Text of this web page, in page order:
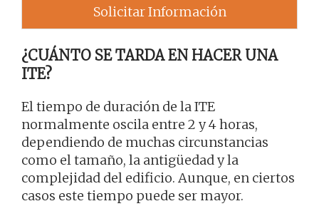
Solicitar Información
¿CUÁNTO SE TARDA EN HACER UNA
ITE?
El tiempo de duración de la ITE
normalmente oscila entre 2 y 4 horas,
dependiendo de muchas circunstancias
como el tamaño, la antigüedad y la
complejidad del edificio. Aunque, en ciertos
casos este tiempo puede ser mayor.